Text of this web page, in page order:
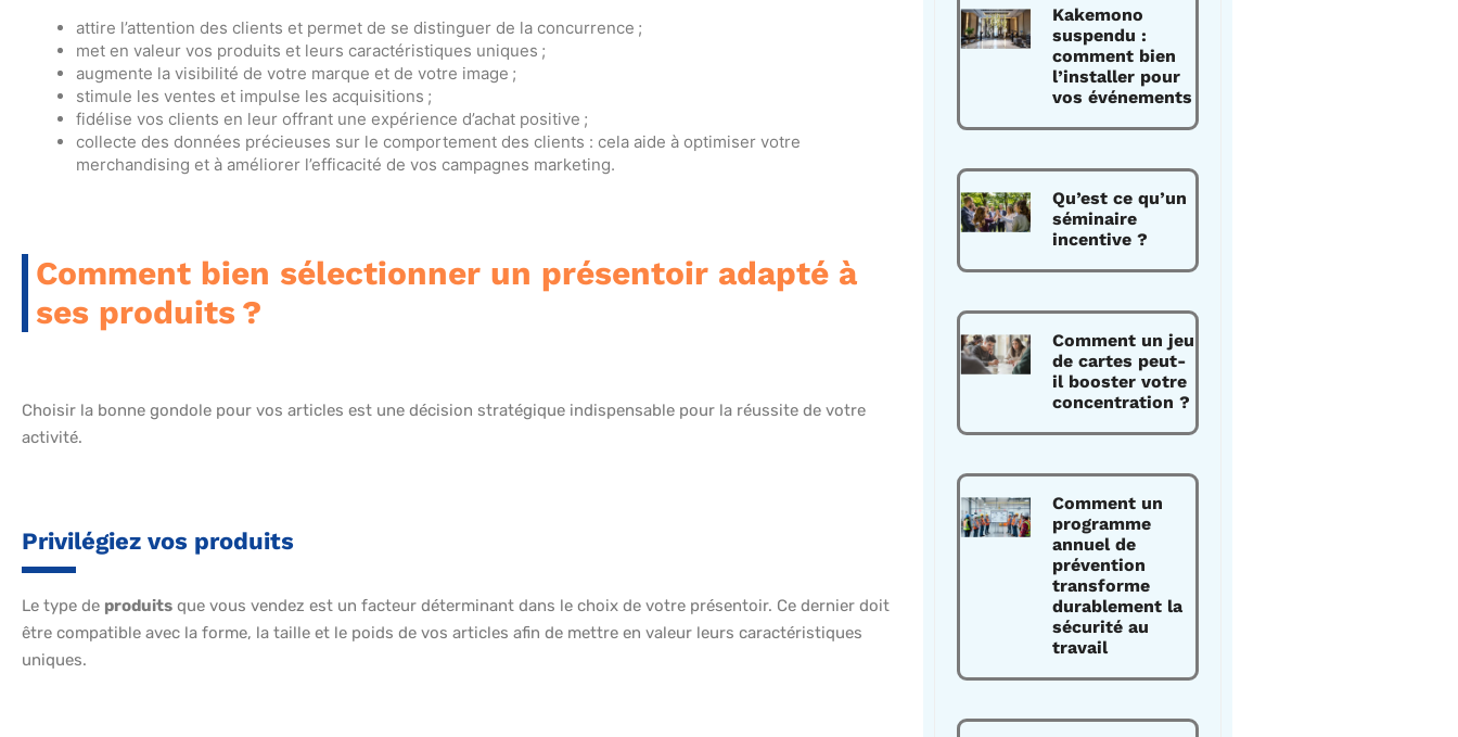
attire l’attention des clients et permet de se distinguer de la concurrence ;
met en valeur vos produits et leurs caractéristiques uniques ;
augmente la visibilité de votre marque et de votre image ;
stimule les ventes et impulse les acquisitions ;
fidélise vos clients en leur offrant une expérience d’achat positive ;
collecte des données précieuses sur le comportement des clients : cela aide à optimiser votre
merchandising et à améliorer l’efficacité de vos campagnes marketing.
Comment bien sélectionner un présentoir adapté à
ses produits ?
Choisir la bonne gondole pour vos articles est une décision stratégique indispensable pour la réussite de votre
activité.
Privilégiez vos produits
Le type de produits que vous vendez est un facteur déterminant dans le choix de votre présentoir. Ce dernier doit
être compatible avec la forme, la taille et le poids de vos articles afin de mettre en valeur leurs caractéristiques
uniques.
Kakemono
suspendu :
comment bien
l’installer pour
vos événements
Qu’est ce qu’un
séminaire
incentive ?
Comment un jeu
de cartes peut-
il booster votre
concentration ?
Comment un
programme
annuel de
prévention
transforme
durablement la
sécurité au
travail